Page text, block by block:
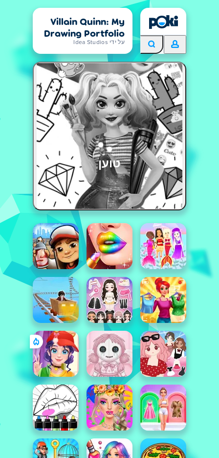
Villain Quinn: My
Drawing Portfolio
על ידי Idea Studios
טוען